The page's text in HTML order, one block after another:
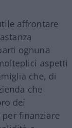
affrontare
ognuna
aspetti
che, di
che
dei
finanziare